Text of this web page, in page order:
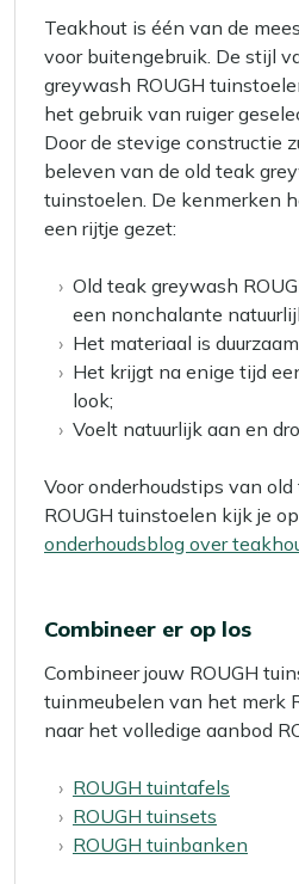
Teakhout is één van de
voor buitengebruik. De stijl
greywash ROUGH
het gebruik van ruiger
Door de stevige constructie
beleven van de old teak
tuinstoelen. De kenmerken
een rijtje gezet:
Old teak greywash
een nonchalante
Het materiaal is
Het krijgt na enige tijd
look;
Voelt natuurlijk aan en
Voor onderhoudstips van
ROUGH tuinstoelen kijk je
onderhoudsblog over
Combineer er op los
Combineer jouw ROUGH
tuinmeubelen van het merk
naar het volledige aanbod
ROUGH tuintafels
ROUGH tuinsets
ROUGH tuinbanken